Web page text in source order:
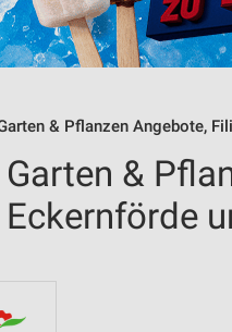
& Pflanzen Angebote,
Garten &
Eckernförde